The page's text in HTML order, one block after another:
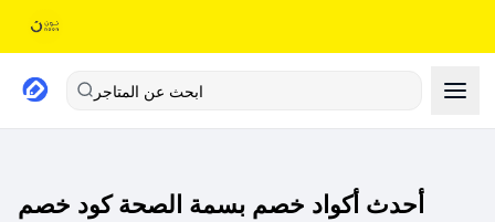
ابحث عن المتاجر
أحدث أكواد خصم بسمة الصحة كود خصم